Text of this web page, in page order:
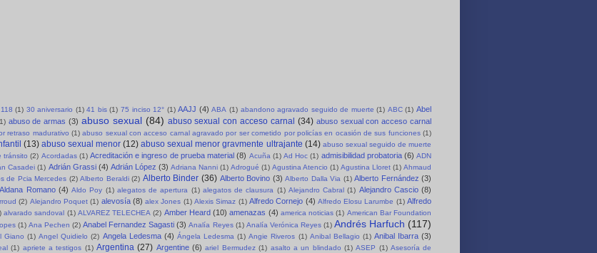
118 (1) 30 aniversario (1) 41 bis (1) 75 inciso 12° (1) AAJJ (4) ABA (1) abandono agravado seguido de muerte (1) ABC (1) Abel
abuso de armas (3) abuso sexual (84) abuso sexual con acceso carnal (34) abuso sexual con acceso carnal
retraso madurativo (1) abuso sexual con acceso carnal agravado por ser cometido por policías en ocasión de sus funciones (1)
(13) abuso sexual menor (12) abuso sexual menor gravmente ultrajante (14) abuso sexual seguido de muerte
tránsito (2) Acordadas (1) Acreditación e ingreso de prueba material (8) Acuña (1) Ad Hoc (1) admisibilidad probatoria (6) ADN
Casadei (1) Adrián Grassi (4) Adrián López (3) Adriana Nanni (1) Adrogué (1) Agustina Atencio (1) Agustina Lloret (1) Ahmaud
de Pcia Mercedes (2) Alberto Beraldi (2) Alberto Binder (36) Alberto Bovino (3) Alberto Dalla Via (1) Alberto Fernández (3)
Aldana Romano (4) Aldo Poy (1) alegatos de apertura (1) alegatos de clausura (1) Alejandro Cabral (1) Alejandro Cascio (8)
(2) Alejandro Poquet (1) alevosía (8) alex Jones (1) Alexis Simaz (1) Alfredo Cornejo (4) Alfredo Elosu Larumbe (1) Alfredo
alvarado sandoval (1) ALVAREZ TELECHEA (2) Amber Heard (10) amenazas (4) america noticias (1) American Bar Foundation
(1) Ana Pechen (2) Anabel Fernandez Sagasti (3) Analía Reyes (1) Analía Verónica Reyes (1) Andrés Harfuch (117)
Giano (1) Angel Quidielo (2) Angela Ledesma (4) Ángela Ledesma (1) Angie Riveros (1) Anibal Bellagio (1) Anibal Ibarra (3)
(1) apriete a testigos (1) Argentina (27) Argentine (6) ariel Bermudez (1) asalto a un blindado (1) ASEP (1) Asesoría de